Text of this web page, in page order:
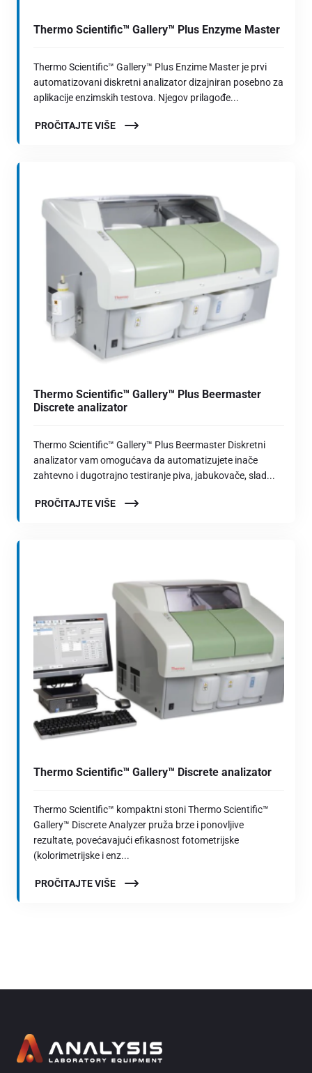
Thermo Scientific™ Gallery™ Plus Enzyme Master
Thermo Scientific™ Gallery™ Plus Enzime Master je prvi
automatizovani diskretni analizator dizajniran posebno za
aplikacije enzimskih testova. Njegov prilagođe...
PROČITAJTE VIŠE
Thermo Scientific™ Gallery™ Plus Beermaster
Discrete analizator
Thermo Scientific™ Gallery™ Plus Beermaster Diskretni
analizator vam omogućava da automatizujete inače
zahtevno i dugotrajno testiranje piva, jabukovače, slad...
PROČITAJTE VIŠE
Thermo Scientific™ Gallery™ Discrete analizator
Thermo Scientific™ kompaktni stoni Thermo Scientific™
Gallery™ Discrete Analyzer pruža brze i ponovljive
rezultate, povećavajući efikasnost fotometrijske
(kolorimetrijske i enz...
PROČITAJTE VIŠE